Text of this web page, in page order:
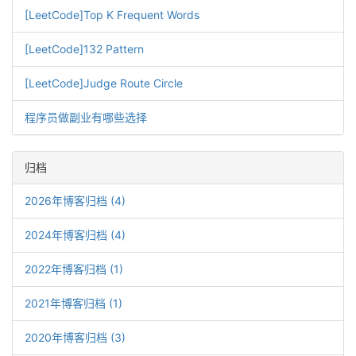
[LeetCode]Top K Frequent Words
[LeetCode]132 Pattern
[LeetCode]Judge Route Circle
程序员做副业有哪些选择
归档
2026年博客归档 (4)
2024年博客归档 (4)
2022年博客归档 (1)
2021年博客归档 (1)
2020年博客归档 (3)